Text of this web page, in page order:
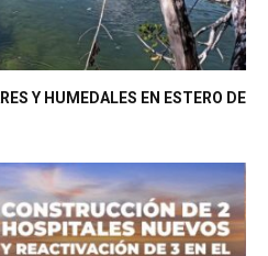
Y HUMEDALES EN ESTERO DE